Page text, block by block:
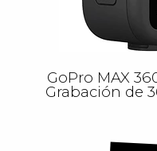
GoPro MAX
Grabación de